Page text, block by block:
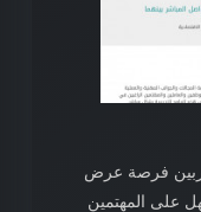
فرصة عرض
على المهتمين